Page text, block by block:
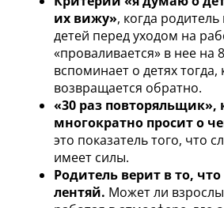
их вижу», когда
детей перед уходом на
«проваливается» в нее на
вспоминает о детях тогда,
возвращается обратно.
«30 раз повторяльщик»,
многократно просит о
это показатель того, что
имеет силы.
Родитель верит в то, что
лентяй. Может ли